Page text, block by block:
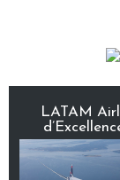
LATAM